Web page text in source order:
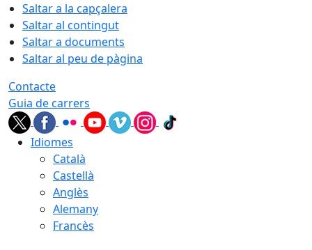
Saltar a la capçalera
Saltar al contingut
Saltar a documents
Saltar al peu de pàgina
Contacte
Guia de carrers
Idiomes
Català
Castellà
Anglès
Alemany
Francès